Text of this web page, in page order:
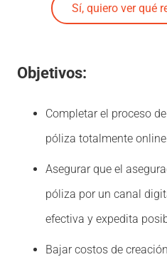
Sí, quiero ver qué
Objetivos:
Completar el proceso
póliza totalmente
Asegurar que el
póliza por un canal
efectiva y expedita
Bajar costos de